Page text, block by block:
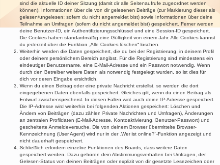
sind die aktuelle ID deiner Sitzung (damit dir alle Seitenaufrufe zugeordnet werden
können), Informationen über die von dir gelesenen Beiträge (zur Markierung dieser als
gelesen/ungelesen; sofern du nicht angemeldet bist) sowie Informationen über deine
Teilnahme an Umfragen (sofern du nicht angemeldet bist) gespeichert. Ferner werden
deine Benutzer-ID, ein Authentifizierungsschlüssel und eine Session-ID gespeichert.
Die Cookies haben standardmäßig eine Gültigkeit von einem Jahr. Alle Cookies kannst
du jederzeit über die Funktion „Alle Cookies löschen“ löschen.
Weiterhin werden die Daten gespeichert, die du bei der Registrierung, in deinem Profil
oder deinem persönlichem Bereich angibst. Für die Registrierung sind mindestens ein
eindeutiger Benutzername, eine E-Mail-Adresse und ein Passwort notwendig. Wenn
durch den Betreiber weitere Daten als notwendig festgelegt wurden, so ist dies für
dich vor deren Eingabe ersichtlich.
Wenn du einen Beitrag oder eine private Nachricht erstellst, so werden die dort
eingegebenen Daten ebenfalls gespeichert. Gleiches gilt, wenn du einen Beitrag als
Entwurf zwischenspeicherst. In diesen Fällen wird auch deine IP-Adresse gespeichert.
Die IP-Adresse wird weiterhin bei folgenden Aktionen gespeichert: Löschen und
Ändern von Beiträgen (dazu zählen Private Nachrichten und Umfragen), Änderungen
an zentralen Profildaten (E-Mail-Adresse, Kontoaktivierung, Benutzer-Passwort) und
gescheiterte Anmeldeversuche. Die von deinem Browser übermittelte Browser-
Kennzeichnung (User Agent) wird nur in der „Wer ist online?“-Funktion angezeigt und
nicht dauerhaft gespeichert.
Schließlich erfordern einzelne Funktionen des Boards, dass weitere Daten
gespeichert werden. Dazu gehören dein Abstimmungsverhalten bei Umfragen, der
Gelesen-Status von deinen Beiträgen oder explizit von dir gesetzte Lesezeichen oder